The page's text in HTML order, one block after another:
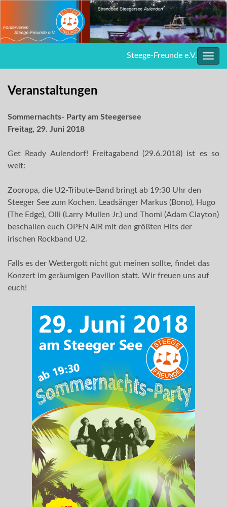
Steege-Freunde e.V.
Veranstaltungen
Sommernachts- Party am Steegersee
Freitag, 29. Juni 2018
Get Ready Aulendorf! Freitagabend (29.6.2018) ist es so
weit:
Zooropa, die U2-Tribute-Band bringt ab 19:30 Uhr den
Steeger See zum Kochen. Leadsänger Markus (Bono), Hugo
(The Edge), Olli (Larry Mullen Jr.) und Thomi (Adam Clayton)
beschallen euch OPEN AIR mit den größten Hits der
irischen Rockband U2.
Falls es der Wettergott nicht gut meinen sollte, findet das
Konzert im geräumigen Pavillon statt. Wir freuen uns auf
euch!